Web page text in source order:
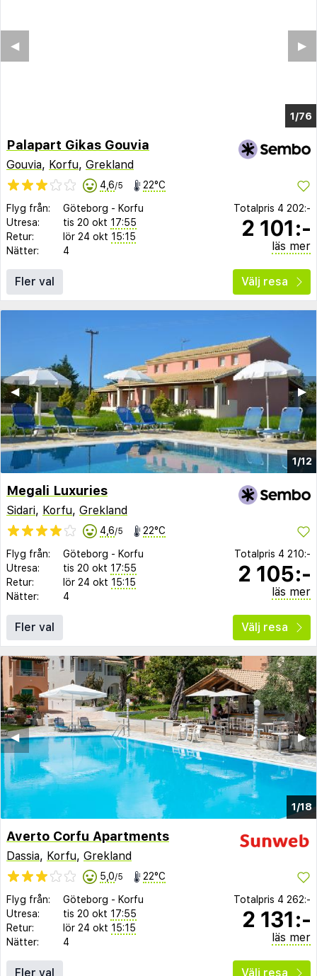
1/73
▶︎
◀︎
Palapart Gikas Gouvia
Gouvia, Korfu, Grekland
4,6/5 22°C
Flyg från: Göteborg - Korfu
Utresa:
tis 20 okt 17:55
Retur:
lör 24 okt 15:15
Nätter:
4
Totalpris 4 202:-
2 101:-
läs mer
Fler val Välj resa
1/12
▶︎
◀︎
Megali Luxuries
Sidari, Korfu, Grekland
4,6/5 22°C
Flyg från: Göteborg - Korfu
Utresa:
tis 20 okt 17:55
Retur:
lör 24 okt 15:15
Nätter:
4
Totalpris 4 210:-
2 105:-
läs mer
Fler val Välj resa
1/18
▶︎
◀︎
Averto Corfu Apartments
Dassia, Korfu, Grekland
5,0/5 22°C
Flyg från: Göteborg - Korfu
Utresa:
tis 20 okt 17:55
Retur:
lör 24 okt 15:15
Nätter:
4
Totalpris 4 262:-
2 131:-
läs mer
Fler val Välj resa